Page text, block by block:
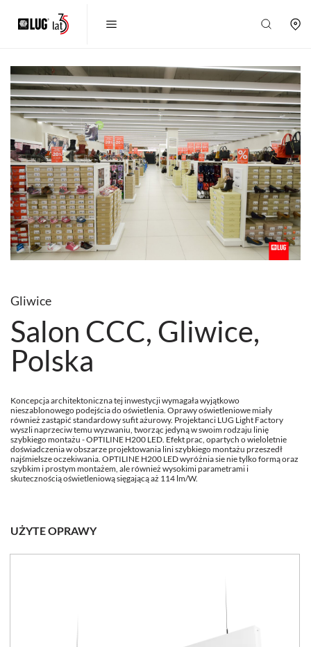
Gliwice
Salon CCC, Gliwice,
Polska
Koncepcja architektoniczna tej inwestycji wymagała wyjątkowo
nieszablonowego podejścia do oświetlenia. Oprawy oświetleniowe miały
również zastąpić standardowy sufit ażurowy. Projektanci LUG Light Factory
wyszli naprzeciw temu wyzwaniu, tworząc jedyną w swoim rodzaju linię
szybkiego montażu - OPTILINE H200 LED. Efekt prac, opartych o wieloletnie
doświadczenia w obszarze projektowania lini szybkiego montażu przeszedł
najśmielsze oczekiwania. OPTILINE H200 LED wyróżnia sie nie tylko formą oraz
szybkim i prostym montażem, ale również wysokimi parametrami i
skutecznością oświetleniową sięgającą aż 114 lm/W.
UŻYTE OPRAWY